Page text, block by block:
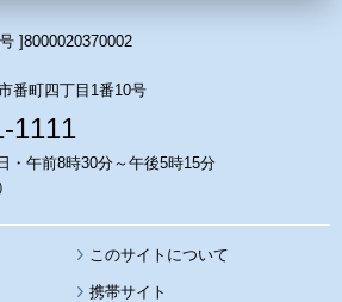
]8000020370002
番町四丁目1番10号
1111
・午前8時30分～午後5時15分
このサイトについて
携帯サイト